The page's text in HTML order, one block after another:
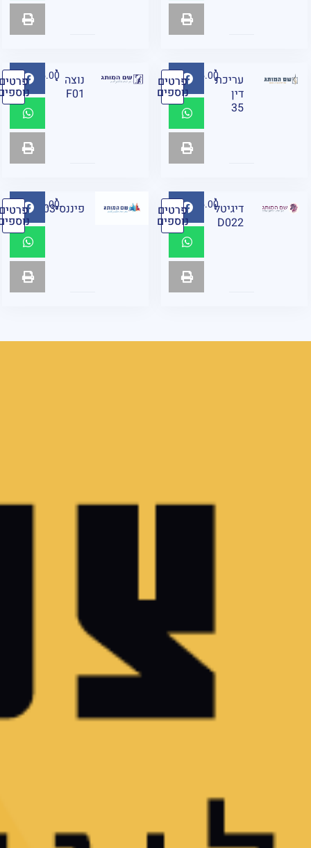
עריכת
דין
35
₪ 95.00 פרטים
נוספים
נוצה
F01
₪ 95.00 פרטים
נוספים
דיגיטל
D022
₪ 95.00 פרטים
נוספים
פיננסיF03 ₪ 95.00 פרטים
נוספים